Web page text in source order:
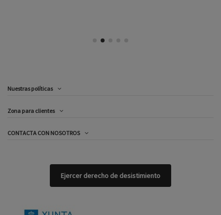
Nuestras políticas
Zona para clientes
CONTACTA CON NOSOTROS
Ejercer derecho de desistimiento